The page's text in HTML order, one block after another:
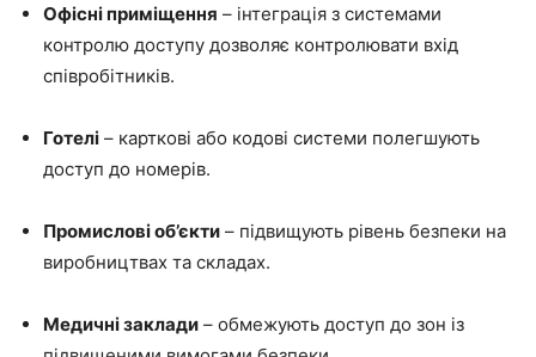
Офісні приміщення – інтеграція з системами
контролю доступу дозволяє контролювати вхід
співробітників.
Готелі – карткові або кодові системи полегшують
доступ до номерів.
Промислові об’єкти – підвищують рівень безпеки на
виробництвах та складах.
Медичні заклади – обмежують доступ до зон із